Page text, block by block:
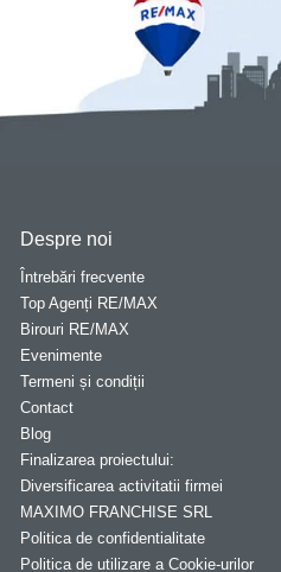
Despre noi
Întrebări frecvente
Top Agenți RE/MAX
Birouri RE/MAX
Evenimente
Termeni și condiții
Contact
Blog
Finalizarea proiectului:
Diversificarea activitatii firmei
MAXIMO FRANCHISE SRL
Politica de confidentialitate
Politica de utilizare a Cookie-urilor